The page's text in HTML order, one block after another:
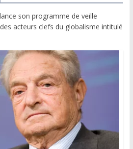
son programme de veille
acteurs clefs du globalisme intitulé